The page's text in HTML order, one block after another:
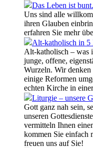
Das Leben ist
Uns sind alle
ihren Glauben
erfahren Sie mehr
Alt-katholisch in 5
Alt-katholisch – was
junge, offene,
Wurzeln. Wir denken
einige Reformen
echten Kirche in
Liturgie – unsere
Gott ganz nah sein,
unseren
vermitteln Ihnen
kommen Sie einfach
freuen uns auf Sie!